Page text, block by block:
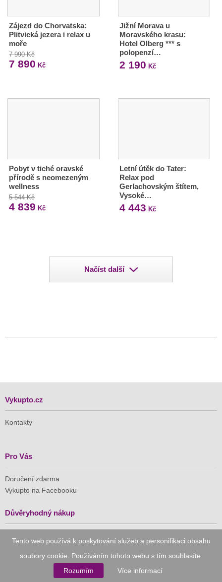
Tento web používá k poskytování služeb a personifikaci obsahu
soubory cookie. Používáním tohoto webu s tím souhlasíte.
Rozumím
Více informací
Zájezd do Chorvatska:
Plitvická jezera i relax u
moře
7 990 Kč
7 890 Kč
Jižní Morava u
Moravského krasu:
Hotel Olberg *** s
polopenzí…
2 190 Kč
Pobyt v tiché oravské
přírodě s neomezeným
wellness
5 544 Kč
4 839 Kč
Letní útěk do Tater:
Relax pod
Gerlachovským štítem,
Vysoké…
4 443 Kč
Načíst další
Vykupto.cz
Kontakty
Pro Vás
Doručení zdarma
Vykupto na Facebooku
Důvěryhodný nákup
Naše společnost je členem Asociace pro elektronickou
komerci (APEK)